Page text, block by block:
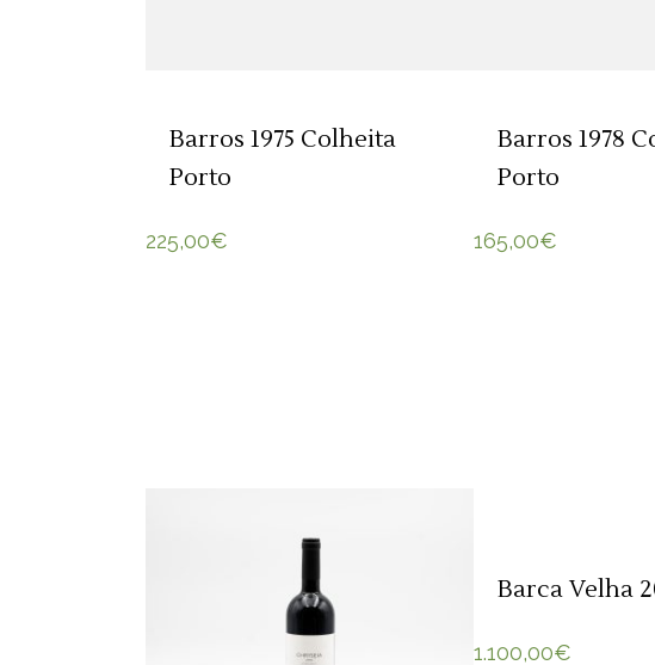
Barros 1975 Colheita
Porto
225,00€
Barros 1978
Porto
165,00€
ADICIONAR 🛒
Barca Velha
1.100,00€